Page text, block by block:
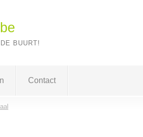
BUURT!
Contact